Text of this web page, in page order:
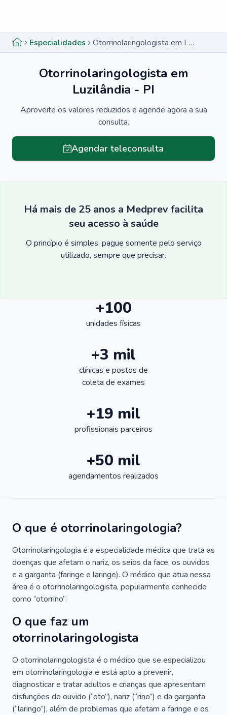
Especialidades Otorrinolaringologista em Luzilândia - PI
Otorrinolaringologista em
Luzilândia - PI
Aproveite os valores reduzidos e agende agora a sua
consulta.
Agendar teleconsulta
Há mais de 25 anos a Medprev facilita
seu acesso à saúde
O princípio é simples: pague somente pelo serviço
utilizado, sempre que precisar.
+100
unidades físicas
+3 mil
clínicas e postos de
coleta de exames
+19 mil
profissionais parceiros
+50 mil
agendamentos realizados
O que é otorrinolaringologia?
Otorrinolaringologia é a especialidade médica que trata as
doenças que afetam o nariz, os seios da face, os ouvidos
e a garganta (faringe e laringe). O médico que atua nessa
área é o otorrinolaringologista, popularmente conhecido
como “otorrino”.
O que faz um
otorrinolaringologista
O otorrinolaringologista é o médico que se especializou
em otorrinolaringologia e está apto a prevenir,
diagnosticar e tratar adultos e crianças que apresentam
disfunções do ouvido (“oto”), nariz (“rino”) e da garganta
(“laringo”), além de problemas que afetam a faringe e os